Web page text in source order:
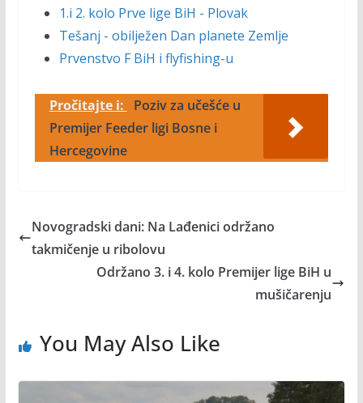
1.i 2. kolo Prve lige BiH - Plovak
Tešanj - obilježen Dan planete Zemlje
Prvenstvo F BiH i flyfishing-u
Pročitajte i:
Poziv za učešće u
Premijer Feeder ligi Bosne i
Hercegovine
Novogradski dani: Na Lađenici održano
takmičenje u ribolovu
Održano 3. i 4. kolo Premijer lige BiH u
mušičarenju
You May Also Like